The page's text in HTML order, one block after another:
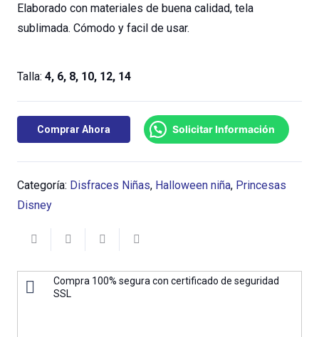
Elaborado con materiales de buena calidad, tela
sublimada. Cómodo y facil de usar.
Talla: 4, 6, 8, 10, 12, 14
Comprar Ahora Solicitar Información
Categoría: Disfraces Niñas, Halloween niña, Princesas
Disney
Compra 100% segura con certificado de seguridad
SSL